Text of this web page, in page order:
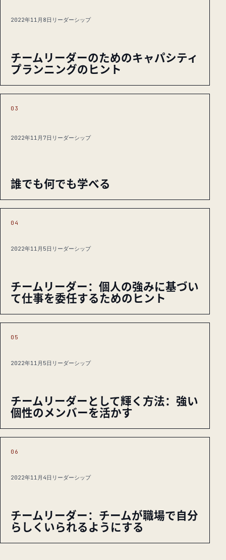
2022年11月8日 リーダーシップ
チームリーダーのためのキャパシティ
プランニングのヒント
03
2022年11月7日 リーダーシップ
誰でも何でも学べる
04
2022年11月5日 リーダーシップ
チームリーダー：個人の強みに基づい
て仕事を委任するためのヒント
05
2022年11月5日 リーダーシップ
チームリーダーとして輝く方法：強い
個性のメンバーを活かす
06
2022年11月4日 リーダーシップ
チームリーダー：チームが職場で自分
らしくいられるようにする